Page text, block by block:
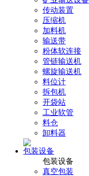
传动装置
压缩机
加料机
输送带
粉体软连接
管链输送机
螺旋输送机
料位计
拆包机
开袋站
工业软管
料仓
卸料器
包装设备
包装设备
真空包装